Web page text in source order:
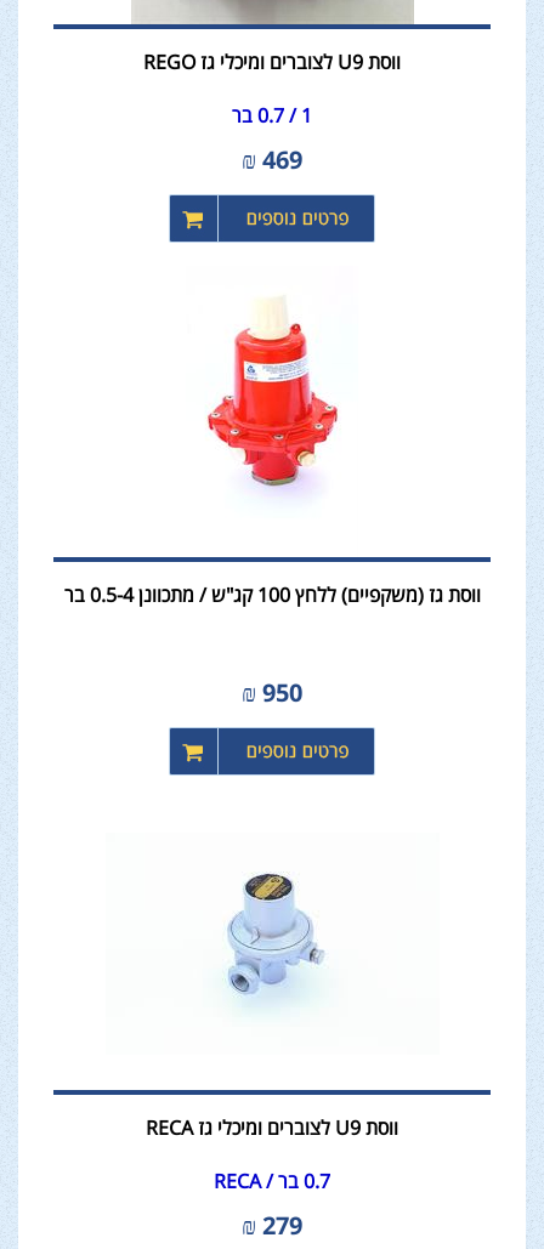
ווסת U9 לצוברים ומיכלי גז REGO
1 / 0.7 בר
469
₪
ווסת גז (משקפיים) ללחץ 100 קג"ש / מתכוונן 0.5-4 בר
950
₪
ווסת U9 לצוברים ומיכלי גז RECA
0.7 בר / RECA
279
₪